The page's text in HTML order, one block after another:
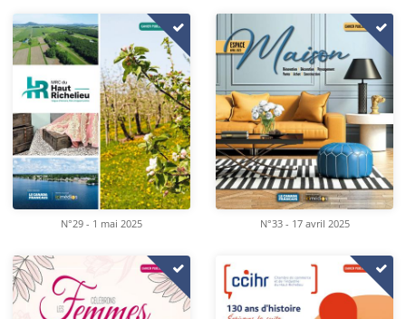
N°29 - 1 mai 2025 N°33 - 17 avril 2025